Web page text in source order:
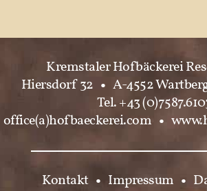
Kremstaler Hofbäckerei
Hiersdorf 32 • A-4552
Tel. +43
office(a)hofbaeckerei.com •
Kontakt • Impressum •